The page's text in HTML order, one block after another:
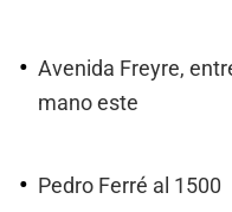
Avenida Freyre,
mano este
Pedro Ferré al 1500